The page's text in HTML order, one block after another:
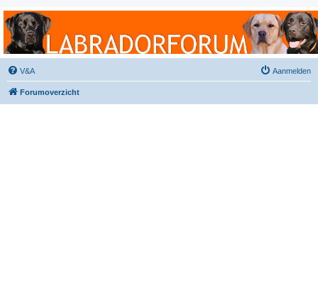
Labradorforum
Het gezelligste Labradorforum van Nederland en België!
V&A Aanmelden
Forumoverzicht